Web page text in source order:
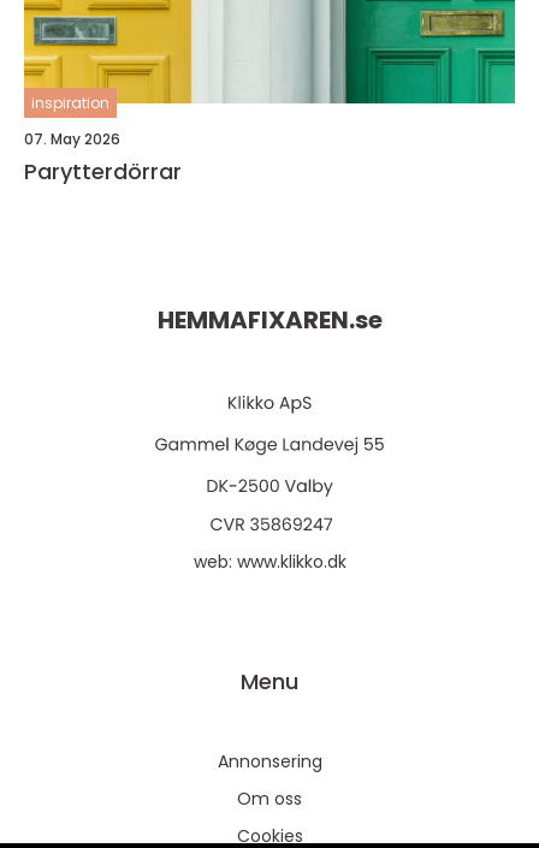
inspiration
07. May 2026
Parytterdörrar
HEMMAFIXAREN.se
web: www.klikko.dk
Menu
Annonsering
Om oss
Cookies